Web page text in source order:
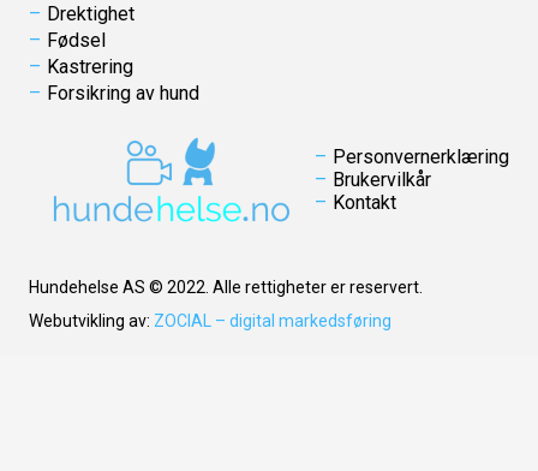
Drektighet
Fødsel
Kastrering
Forsikring av hund
Personvernerklæring
Brukervilkår
Kontakt
Hundehelse AS © 2022. Alle rettigheter er reservert.
Webutvikling av: ZOCIAL – digital markedsføring